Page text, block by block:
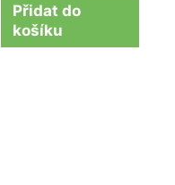
Přidat do
košíku